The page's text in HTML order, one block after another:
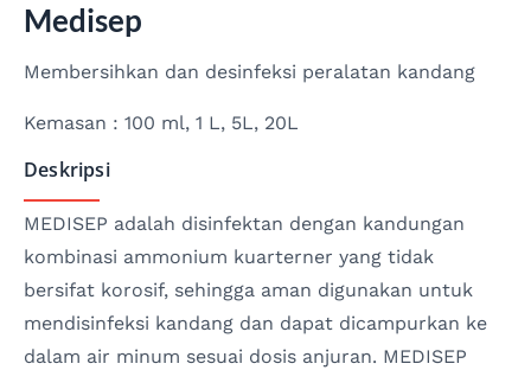
Medisep
Membersihkan dan desinfeksi peralatan kandang
Kemasan : 100 ml, 1 L, 5L, 20L
Deskripsi
MEDISEP adalah disinfektan dengan kandungan
kombinasi ammonium kuarterner yang tidak
bersifat korosif, sehingga aman digunakan untuk
mendisinfeksi kandang dan dapat dicampurkan ke
dalam air minum sesuai dosis anjuran. MEDISEP